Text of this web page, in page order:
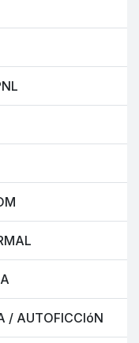
/ AUTOFICCIóN